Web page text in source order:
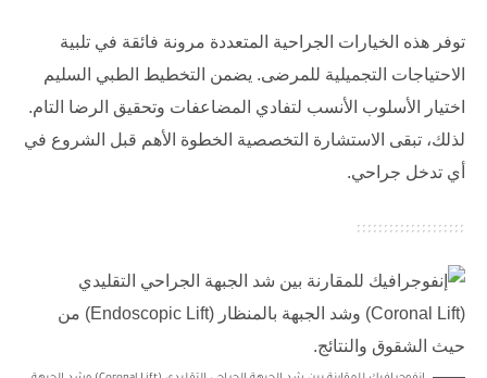
توفر هذه الخيارات الجراحية المتعددة مرونة فائقة في تلبية
الاحتياجات التجميلية للمرضى. يضمن التخطيط الطبي السليم
اختيار الأسلوب الأنسب لتفادي المضاعفات وتحقيق الرضا التام.
لذلك، تبقى الاستشارة التخصصية الخطوة الأهم قبل الشروع في
أي تدخل جراحي.